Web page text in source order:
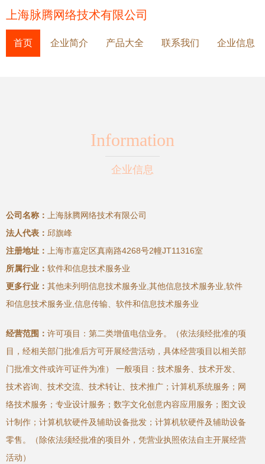
上海脉腾网络技术有限公司
首页 企业简介 产品大全 联系我们 企业信息
Information
企业信息
公司名称：
上海脉腾网络技术有限公司
法人代表： 邱旗峰
注册地址：
上海市嘉定区真南路4268号2幢JT11316室
所属行业： 软件和信息技术服务业
更多行业： 其他未列明信息技术服务业,其他信息技术服务业,软件
和信息技术服务业,信息传输、软件和信息技术服务业
经营范围： 许可项目：第二类增值电信业务。（依法须经批准的项
目，经相关部门批准后方可开展经营活动，具体经营项目以相关部
门批准文件或许可证件为准） 一般项目：技术服务、技术开发、
技术咨询、技术交流、技术转让、技术推广；计算机系统服务；网
络技术服务；专业设计服务；数字文化创意内容应用服务；图文设
计制作；计算机软硬件及辅助设备批发；计算机软硬件及辅助设备
零售。（除依法须经批准的项目外，凭营业执照依法自主开展经营
活动）